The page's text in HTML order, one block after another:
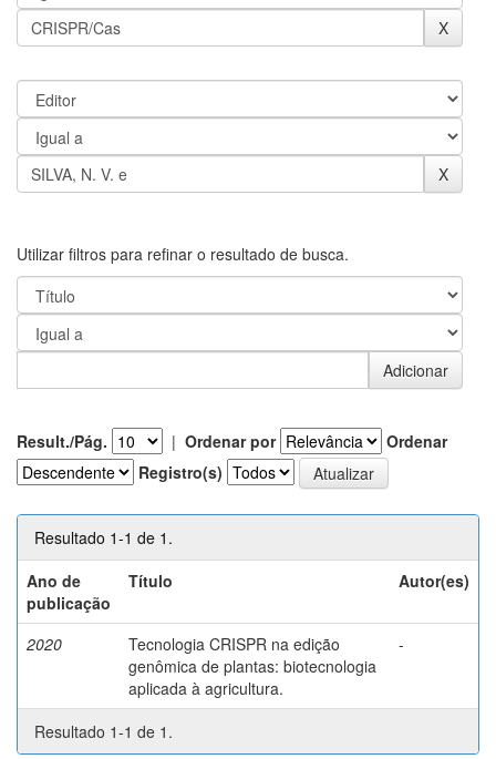
Utilizar filtros para refinar o resultado de busca.
Result./Pág. | Ordenar por
Ordenar
Registro(s)
Resultado 1-1 de 1.
Ano de
publicação
Título Autor(es)
2020
Tecnologia CRISPR na edição
genômica de plantas: biotecnologia
aplicada à agricultura.
-
Resultado 1-1 de 1.